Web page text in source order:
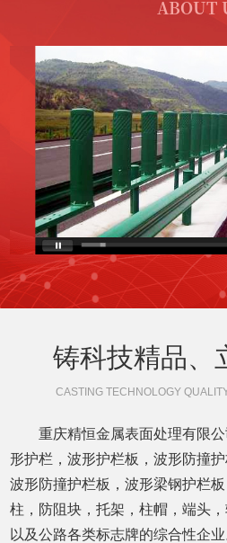
ABOUT
铸科技精品、
CASTING TECHNOLOGY
重庆精恒金属表面处理有限
形护栏，波形护栏板，波形防撞
波形防撞护栏板，波形梁钢护栏
柱，防阻块，托架，柱帽，端头
以及公路各类标志牌的综合性企业